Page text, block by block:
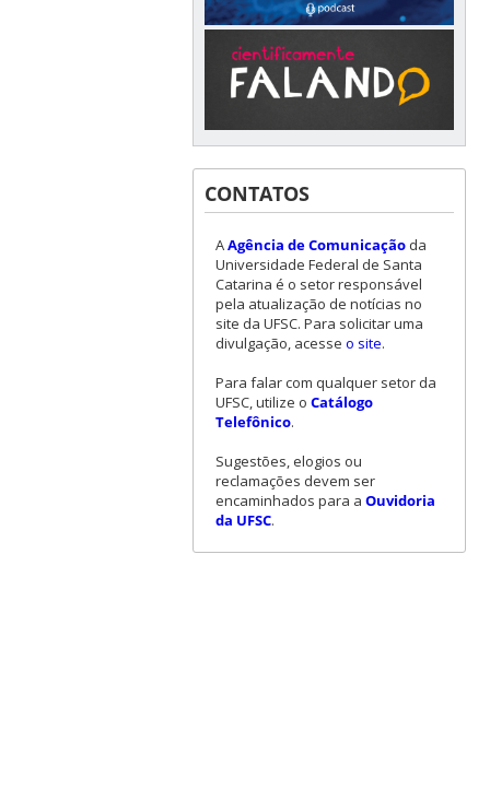
CONTATOS
AAgência de Comunicaçãoda
Universidade Federal de Santa
Catarina é o setor responsável
pela atualização de notícias no
site da UFSC. Para solicitar uma
divulgação, acesse o site.
Para falar com qualquer setor da
UFSC, utilize o Catálogo
Telefônico.
Sugestões, elogios ou
reclamações devem ser
encaminhados para a Ouvidoria
da UFSC.